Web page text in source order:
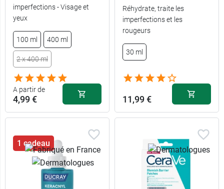
imperfections - Visage et
yeux
100 ml 400 ml
2 x 400 ml
A partir de
4,99 €
Réhydrate, traite les
imperfections et les
rougeurs
30 ml
11,99 €
1 cadeau